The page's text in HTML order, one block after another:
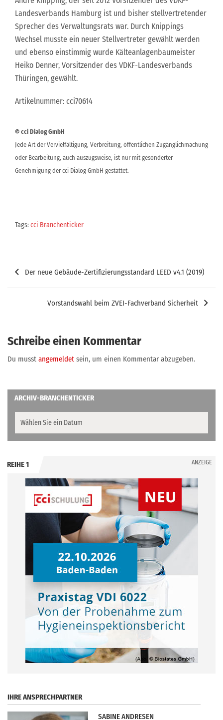
Landesverbands Hamburg ist und bisher stellvertretender
Sprecher des Verwaltungsrats war. Durch Knippings
Wechsel musste ein neuer Stellvertreter gewählt werden
und ebenso einstimmig wurde Kälteanlagenbaumeister
Heiko Denner, Vorsitzender des VDKF-Landesverbands
Thüringen, gewählt.
Artikelnummer: cci70614
© cci Dialog GmbH
Jede Art der Vervielfältigung, Verbreitung, öffentlichen Zugänglichmachung
oder Bearbeitung, auch auszugsweise, ist nur mit gesonderter
Genehmigung der cci Dialog GmbH gestattet.
Tags:cci Branchenticker
Beitragsnavigation
Der neue Gebäude-Zertifizierungsstandard LEED v4.1 (2019)
Vorstandswahl beim ZVEI-Fachverband Sicherheit
Schreibe einen Kommentar
Du musst angemeldet sein, um einen Kommentar abzugeben.
ARCHIV-BRANCHENTICKER
REIHE 1 ANZEIGE
IHRE ANSPRECHPARTNER
SABINE ANDRESEN